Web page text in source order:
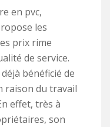
en pvc,
les
prix rime
de service.
bénéficié de
raison du travail
effet, très à
son